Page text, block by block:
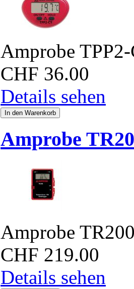
Amprobe
CHF 36.00
Details sehen
Amprobe
Amprobe
CHF 219.00
Details sehen